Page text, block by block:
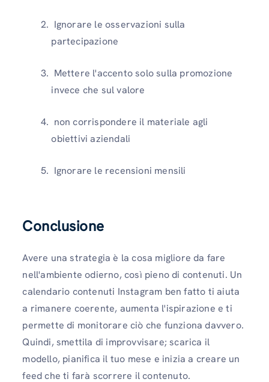
Ignorare le osservazioni sulla
partecipazione
Mettere l'accento solo sulla promozione
invece che sul valore
non corrispondere il materiale agli
obiettivi aziendali
Ignorare le recensioni mensili
Conclusione
Avere una strategia è la cosa migliore da fare
nell'ambiente odierno, così pieno di contenuti. Un
calendario contenuti Instagram ben fatto ti aiuta
a rimanere coerente, aumenta l'ispirazione e ti
permette di monitorare ciò che funziona davvero.
Quindi, smettila di improvvisare; scarica il
modello, pianifica il tuo mese e inizia a creare un
feed che ti farà scorrere il contenuto.